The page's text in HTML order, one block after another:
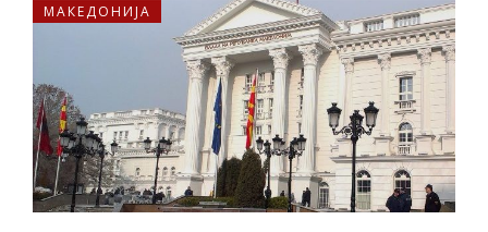
МАКЕДОНИЈА